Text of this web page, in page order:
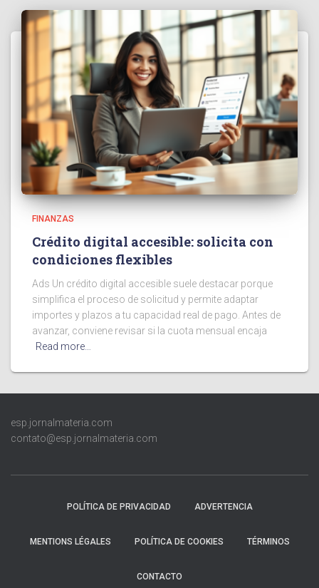
FINANZAS
Crédito digital accesible: solicita con
condiciones flexibles
Ads Un crédito digital accesible suele destacar porque
simplifica el proceso de solicitud y permite adaptar
importes y plazos a tu capacidad real de pago. Antes de
avanzar, conviene revisar si la cuota mensual encaja
Read more…
esp.jornalmateria.com
contato@esp.jornalmateria.com
POLÍTICA DE PRIVACIDAD ADVERTENCIA
MENTIONS LÉGALES POLÍTICA DE COOKIES TÉRMINOS
CONTACTO